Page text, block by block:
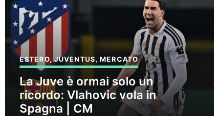
ESTERO, JUVENTUS,MERCATO
La Juve è ormai solo un
ricordo: Vlahovic vola in
Spagna | CM